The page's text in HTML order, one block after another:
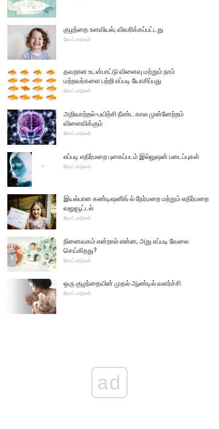
குழந்தை உளவியல், விவரிக்கப்பட்டது
கோட்பாடுகள்
தவறான உடன்பாட்டு விளைவு மற்றும் நாம்
மற்றவர்களை பற்றி எப்படி யோசிப்பது
கோட்பாடுகள்
அறிவாற்றல்-பயிற்சி நீண்ட கால முன்னேற்றம்
விளைவிக்கும்
கோட்பாடுகள்
எப்படி எதிர்மறை புகைப்படம் இல்லுஷன் படைப்புகள்
கோட்பாடுகள்
இயல்பான கண்டிஷனிங் ல் நேர்மறை மற்றும் எதிர்மறை
வலுவூட்டல்
கோட்பாடுகள்
நினைவகம் என்றால் என்ன, அது எப்படி வேலை
செய்கிறது?
கோட்பாடுகள்
ஒரு குழந்தையின் முதல் ஆண்டில் வளர்ச்சி
கோட்பாடுகள்
ad